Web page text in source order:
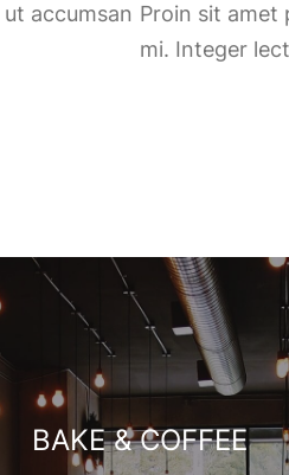
accumsan Proin sit amet
mi. Integer
BAKE & COFFEE